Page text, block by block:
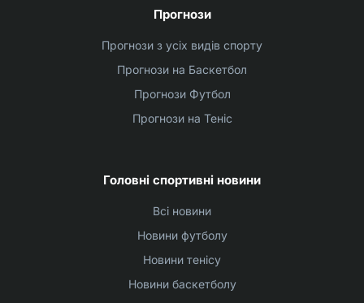
Прогнози
Прогнози з усіх видів спорту
Прогнози на Баскетбол
Прогнози Футбол
Прогнози на Теніс
Головні спортивні новини
Всі новини
Новини футболу
Новини тенісу
Новини баскетболу